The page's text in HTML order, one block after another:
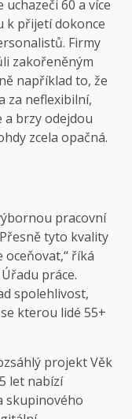
60 a více
k přijetí dokonce
Firmy
zakořeněným
například to, že
za neflexibilní,
a brzy odejdou
zcela opačná.
pracovní
tyto kvality
oceňovat,“ říká
práce.
spolehlivost,
kterou lidé 55+
projekt Věk
let nabízí
skupinového